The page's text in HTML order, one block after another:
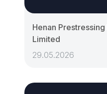
Henan
Limited
29.05.2026